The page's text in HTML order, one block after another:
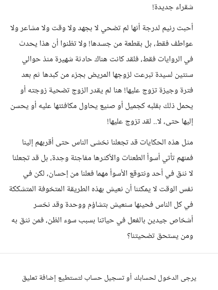
شقراء جديدة!
أحبت رنيم لدرجة أنها لم تضحي لا بجهد ولا وقت ولا مشاعر ولا
عواطف فقط، بل بقطعة من جسدها! ولا تظنوا أن هذا يحدث
في الروايات فقط، فلقد كانت هناك حادثة شهيرة منذ حوالي
سنتين لسيدة تبرعت لزوجها المريض بجزء من كبدها ثم بعد
فترة وجيزة تزوج عليها! هنا لم يقدر الزوج تضحية زوجته أو
يحمل ذلك بقلبه كجميل أو صنيع يحاول مكافئتها عليه أو يحسن
إليها حتى، لا.. لقد تزوج عليها!
مثل هذه الحكايات قد تجعلنا نخشى الناس حتى أقربهم إلينا
فمنهم تأتي أسوأ الطعنات والأكثرها مفاجئة وحِدة، بل قد تجعلنا
لا نثق في أحد ونتوقع الأسوأ مهما فعلنا من إحسان، لكن في
نفس الوقت لا يمكننا أن نعيش بهذه الطريقة المتخوفة المتشككة
في كل الناس فحينها سنعيش بتشاؤم ووحدة وقد نخسر
أشخاص جيدين بالفعل في حياتنا بسبب سوء الظن، فمن نثق به
ومن يستحق تضحيتنا؟
يرجى الدخول لحسابك أو تسجيل حساب لتستطيع إضافة تعليق